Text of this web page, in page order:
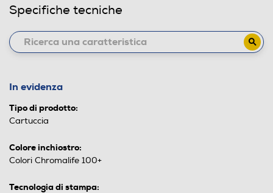
Specifiche tecniche
In evidenza
Tipo di prodotto:
Cartuccia
Colore inchiostro:
Colori Chromalife 100+
Tecnologia di stampa: